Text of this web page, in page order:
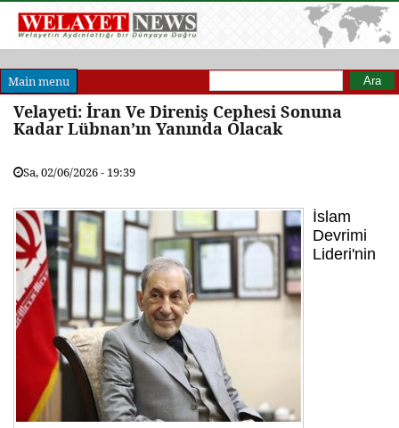
Main menu Arama formu
Ara
Velayeti: İran Ve Direniş Cephesi Sonuna
Kadar Lübnan’ın Yanında Olacak
Sa, 02/06/2026 - 19:39
İslam
Devrimi
Lideri'nin